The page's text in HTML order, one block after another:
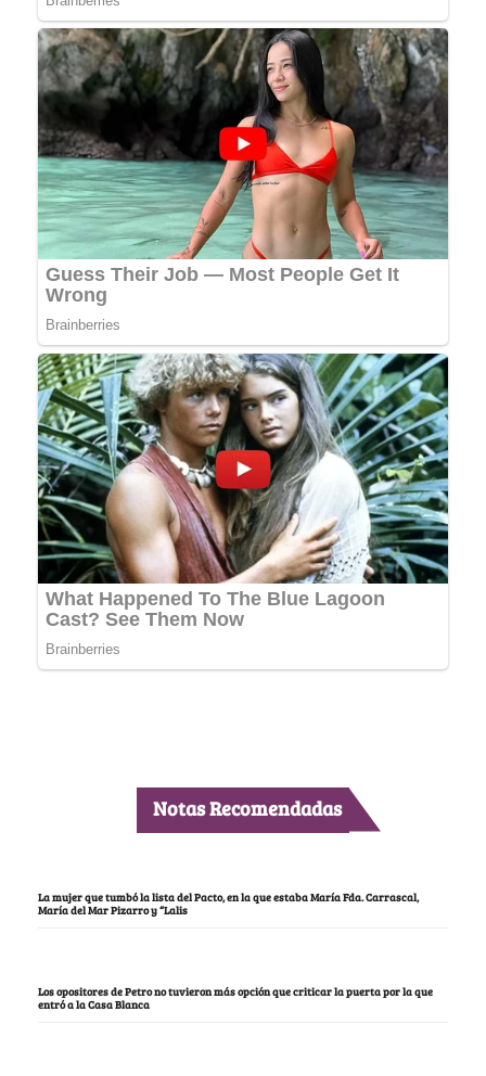
Notas Recomendadas
La mujer que tumbó la lista del Pacto, en la que estaba María Fda. Carrascal,
María del Mar Pizarro y “Lalis
Los opositores de Petro no tuvieron más opción que criticar la puerta por la que
entró a la Casa Blanca